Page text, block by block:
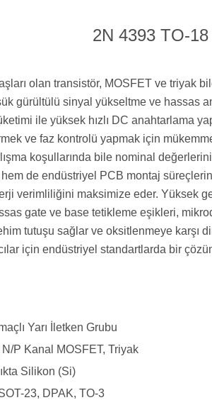
2N 4393 TO-
olan transistör, MOSFET ve triyak
gürültülü sinyal yükseltme ve hassas
ile yüksek hızlı DC anahtarlama
ve faz kontrolü yapmak için
koşullarında bile nominal
de endüstriyel PCB montaj
verimliliğini maksimize eder. Yüksek
gate ve base tetikleme eşikleri,
tutuşu sağlar ve oksitlenmeye
için endüstriyel standartlarda bir
Yarı İletken Grubu
P Kanal MOSFET, Triyak
Silikon (Si)
23, DPAK, TO-3